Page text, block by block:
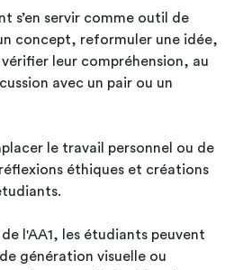
s’en servir comme outil de
concept, reformuler une idée,
leur compréhension, au
avec un pair ou un
le travail personnel ou de
éthiques et créations
l'AA1, les étudiants peuvent
génération visuelle ou